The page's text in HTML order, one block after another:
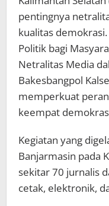
pentingnya
kualitas
Politik bagi
Netralitas Media
Bakesbangpol
memperkuat
keempat
Kegiatan yang
Banjarmasin pada
sekitar 70 jurnalis
cetak, elektronik,